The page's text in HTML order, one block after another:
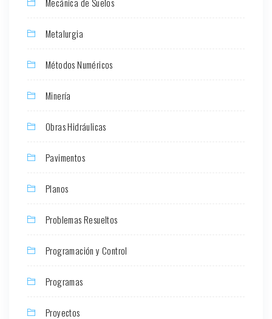
Metalurgia
Métodos Numéricos
Minería
Obras Hidráulicas
Pavimentos
Planos
Problemas Resueltos
Programación y Control
Programas
Proyectos